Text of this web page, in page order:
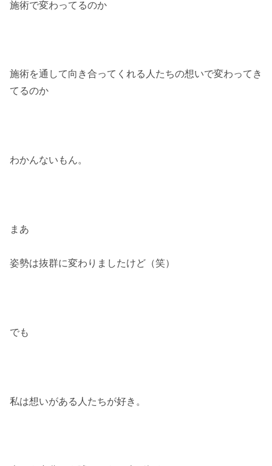
施術で変わってるのか
施術を通して向き合ってくれる人たちの想いで変わってき
てるのか
わかんないもん。
まあ
姿勢は抜群に変わりましたけど（笑）
でも
私は想いがある人たちが好き。